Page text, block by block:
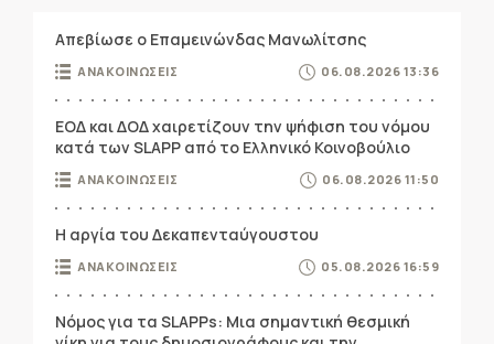
Απεβίωσε ο Επαμεινώνδας Μανωλίτσης
ΑΝΑΚΟΙΝΩΣΕΙΣ 06.08.2026 13:36
ΕΟΔ και ΔΟΔ χαιρετίζουν την ψήφιση του νόμου
κατά των SLAPP από το Ελληνικό Κοινοβούλιο
ΑΝΑΚΟΙΝΩΣΕΙΣ 06.08.2026 11:50
Η αργία του Δεκαπενταύγουστου
ΑΝΑΚΟΙΝΩΣΕΙΣ 05.08.2026 16:59
Νόμος για τα SLAPPs: Μια σημαντική θεσμική